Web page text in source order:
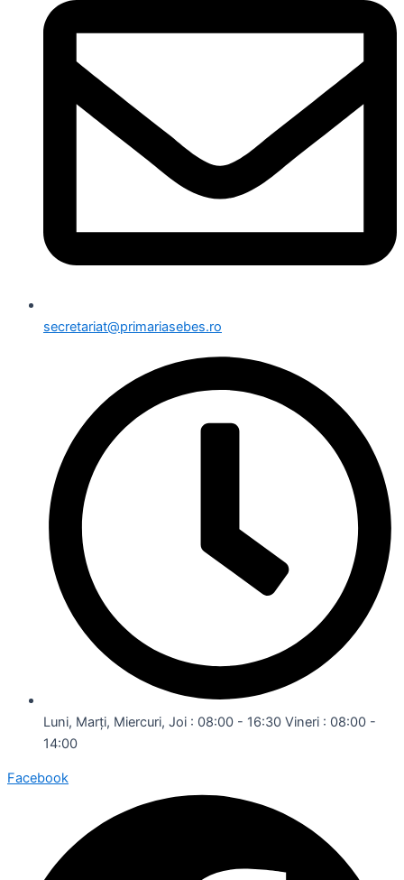
secretariat@primariasebes.ro
Luni, Marți, Miercuri, Joi : 08:00 - 16:30 Vineri : 08:00 -
14:00
Facebook